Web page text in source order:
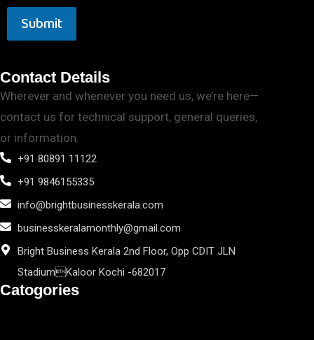
Submit
Contact Details
Wherever and whenever you need us, we’re here—
contact us for technical support, general queries,
or information.
+91 80891 11122
+91 9846155335
info@brightbusinesskerala.com
businesskeralamonthly@gmail.com
Bright Business Kerala 2nd Floor, Opp CDIT JLN
StadiumKaloor Kochi -682017
Catogories